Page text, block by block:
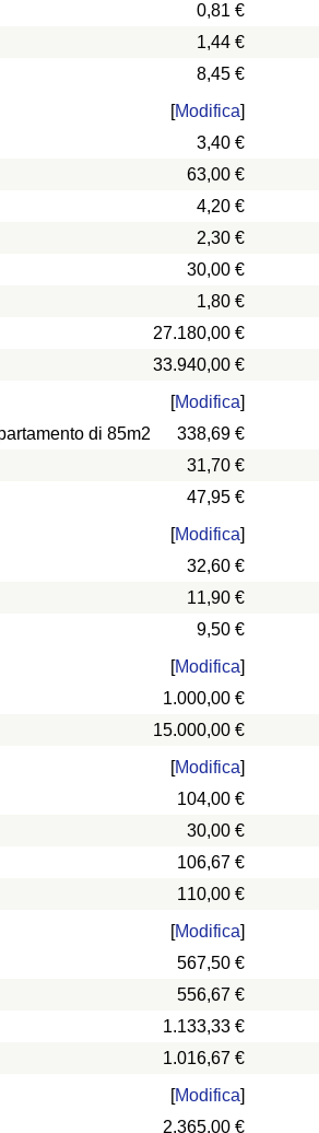
0,81 €
1,44 €
8,45 €
[Modifica]
3,40 €
63,00 €
4,20 €
2,30 €
30,00 €
1,80 €
27.180,00 €
33.940,00 €
[Modifica]
di 85m2
338,69 €
31,70 €
47,95 €
[Modifica]
32,60 €
11,90 €
9,50 €
[Modifica]
1.000,00 €
15.000,00 €
[Modifica]
104,00 €
30,00 €
106,67 €
110,00 €
[Modifica]
567,50 €
556,67 €
1.133,33 €
1.016,67 €
[Modifica]
2.365,00 €